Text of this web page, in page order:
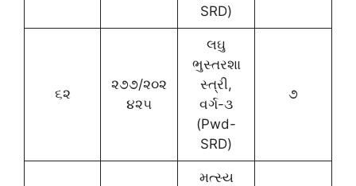
SRD)
૬૨
૨૭૭/૨૦૨
૪૨૫
લઘુ
ભુસ્તરશા
સ્ત્રી,
વર્ગ-૩
(Pwd-
SRD)
૭
મત્સ્ય